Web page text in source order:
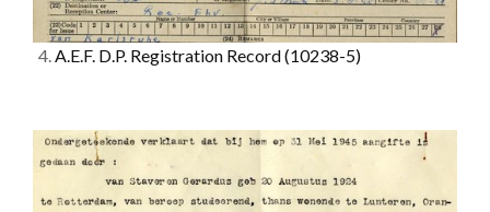
4.A.E.F. D.P. Registration Record(10238-5)